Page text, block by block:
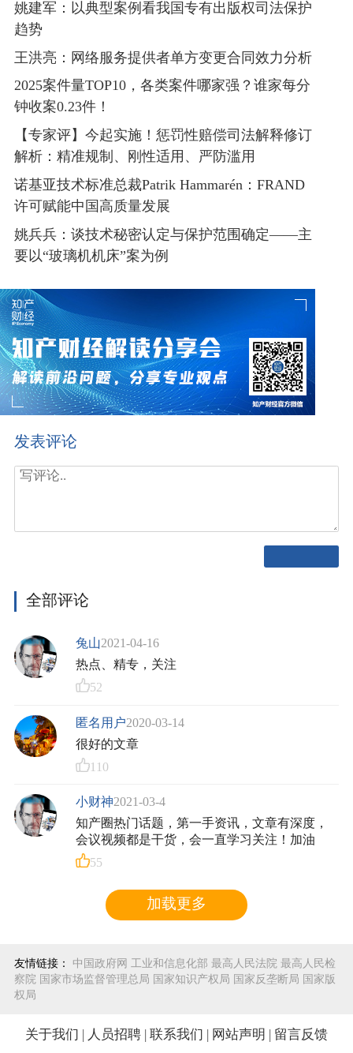
姚建军：以典型案例看我国专有出版权司法保护
趋势
王洪亮：网络服务提供者单方变更合同效力分析
2025案件量TOP10，各类案件哪家强？谁家每分
钟收案0.23件！
【专家评】今起实施！惩罚性赔偿司法解释修订
解析：精准规制、刚性适用、严防滥用
诺基亚技术标准总裁Patrik Hammarén：FRAND
许可赋能中国高质量发展
姚兵兵：谈技术秘密认定与保护范围确定——主
要以“玻璃机机床”案为例
发表评论
全部评论
兔山2021-04-16
热点、精专，关注
52
匿名用户2020-03-14
很好的文章
110
小财神2021-03-4
知产圈热门话题，第一手资讯，文章有深度，
会议视频都是干货，会一直学习关注！加油
55
加载更多
友情链接： 中国政府网 工业和信息化部 最高人民法院 最高人民检
察院 国家市场监督管理总局 国家知识产权局 国家反垄断局 国家版
权局
关于我们 人员招聘 联系我们 网站声明 留言反馈